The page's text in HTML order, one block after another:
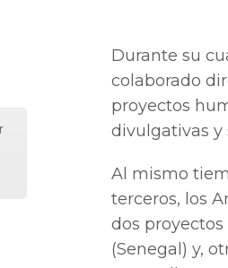
Durante su
colaborado
proyectos
divulgativas y
Al mismo
terceros, los
dos
(Senegal) y,